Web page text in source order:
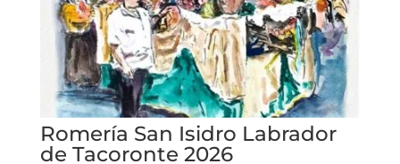
Romería San Isidro Labrador
de Tacoronte 2026